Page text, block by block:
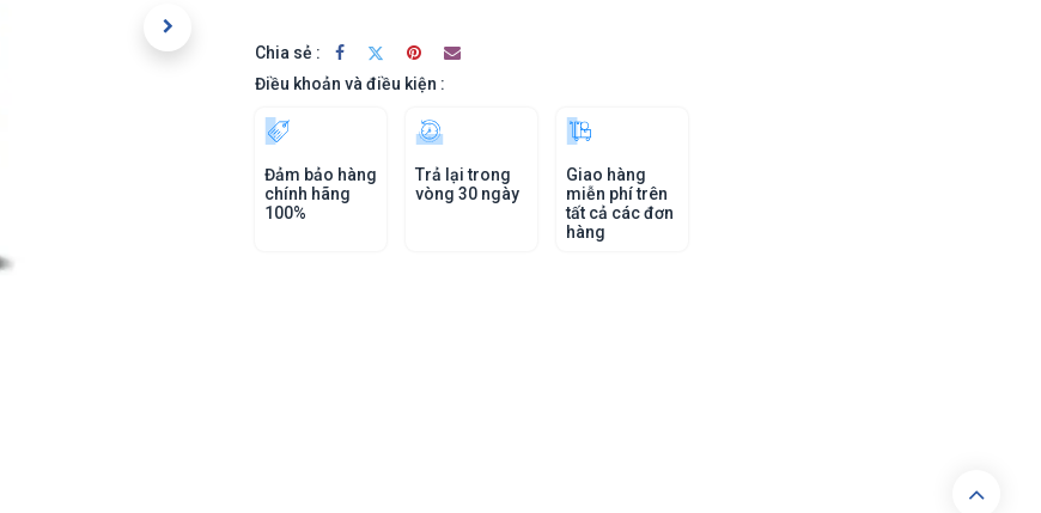
Chia sẻ :
Điều khoản và điều kiện :
Đảm bảo hàng
chính hãng
100%
Trả lại trong
vòng 30 ngày
Giao hàng
miễn phí trên
tất cả các đơn
hàng